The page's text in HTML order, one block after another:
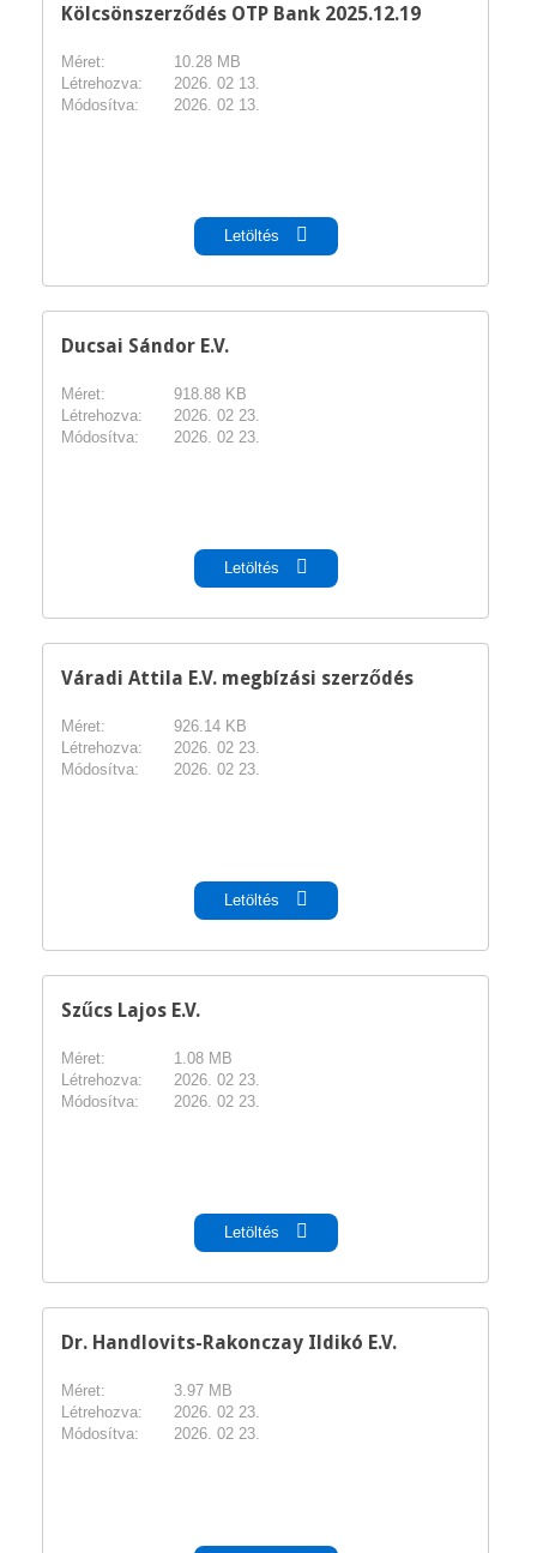
Kölcsönszerződés OTP Bank 2025.12.19
Méret:
10.28 MB
Létrehozva:
2026. 02 13.
Módosítva:
2026. 02 13.
Letöltés
Ducsai Sándor E.V.
Méret:
918.88 KB
Létrehozva:
2026. 02 23.
Módosítva:
2026. 02 23.
Letöltés
Váradi Attila E.V. megbízási szerződés
Méret:
926.14 KB
Létrehozva:
2026. 02 23.
Módosítva:
2026. 02 23.
Letöltés
Szűcs Lajos E.V.
Méret:
1.08 MB
Létrehozva:
2026. 02 23.
Módosítva:
2026. 02 23.
Letöltés
Dr. Handlovits-Rakonczay Ildikó E.V.
Méret:
3.97 MB
Létrehozva:
2026. 02 23.
Módosítva:
2026. 02 23.